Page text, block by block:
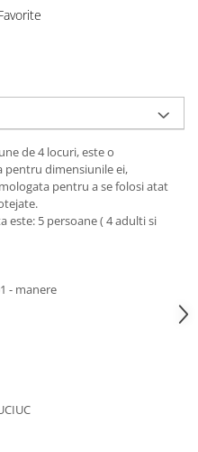
de 4 locuri, este o
pentru dimensiunile ei,
pentru a se folosi atat
este: 5 persoane ( 4 adulti si
- manere